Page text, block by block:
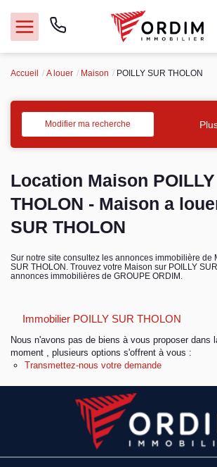
Acheter
Vendre
Immobilier pro
Faire gérer
Syndic
Espace client
Accueil A louer Maison POILLY SUR THOLON
Modifier ma recherche
Location Maison
THOLON - Maison a
SUR THOLON
Sur notre site consultez les annonces immobilière de
SUR THOLON. Trouvez votre Maison sur POILLY
annonces immobilières de GROUPE ORDIM.
Immobilier POILLY SUR THOLON
Nous n'avons pas de biens à vous proposer dans
moment , plusieurs options s'offrent à vous :
Transmettez-nous votre demande